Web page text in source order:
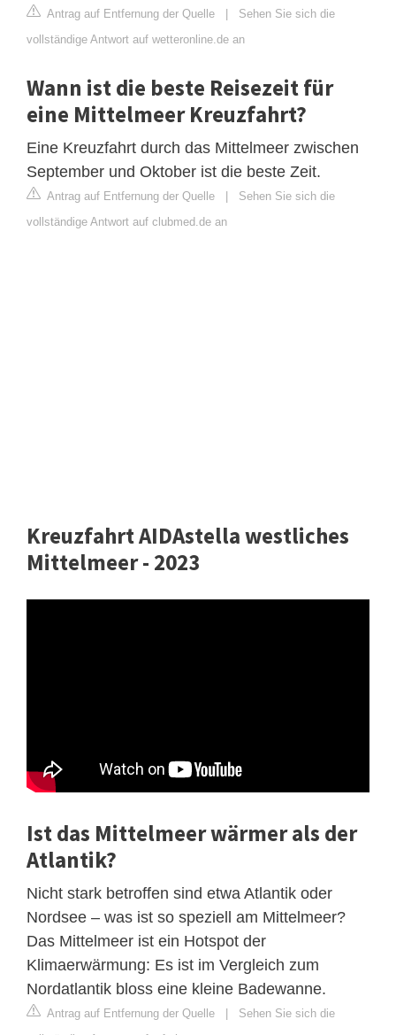
Antrag auf Entfernung der Quelle
Sehen Sie sich die
vollständige Antwort auf wetteronline.de an
Wann ist die beste Reisezeit für
eine Mittelmeer Kreuzfahrt?
Eine Kreuzfahrt durch das Mittelmeer zwischen
September und Oktober ist die beste Zeit.
Antrag auf Entfernung der Quelle
Sehen Sie sich die
vollständige Antwort auf clubmed.de an
Kreuzfahrt AIDAstella westliches
Mittelmeer - 2023
Ist das Mittelmeer wärmer als der
Atlantik?
Nicht stark betroffen sind etwa Atlantik oder
Nordsee – was ist so speziell am Mittelmeer?
Das Mittelmeer ist ein Hotspot der
Klimaerwärmung: Es ist im Vergleich zum
Nordatlantik bloss eine kleine Badewanne.
Antrag auf Entfernung der Quelle | Sehen Sie sich die